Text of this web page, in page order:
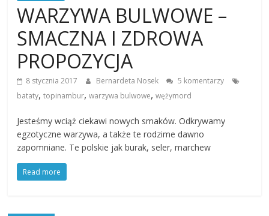
WARZYWA BULWOWE –
SMACZNA I ZDROWA
PROPOZYCJA
8 stycznia 2017 Bernardeta Nosek
5 komentarzy
bataty,topinambur,warzywa bulwowe,wężymord
Jesteśmy wciąż ciekawi nowych smaków. Odkrywamy
egzotyczne warzywa, a także te rodzime dawno
zapomniane. Te polskie jak burak, seler, marchew
Read more